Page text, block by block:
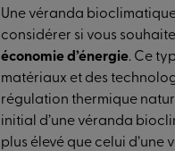
Une véranda
considérer si vous
économie d’énergie. Ce
matériaux et des
régulation thermique
initial d’une véranda
plus élevé que celui d’une